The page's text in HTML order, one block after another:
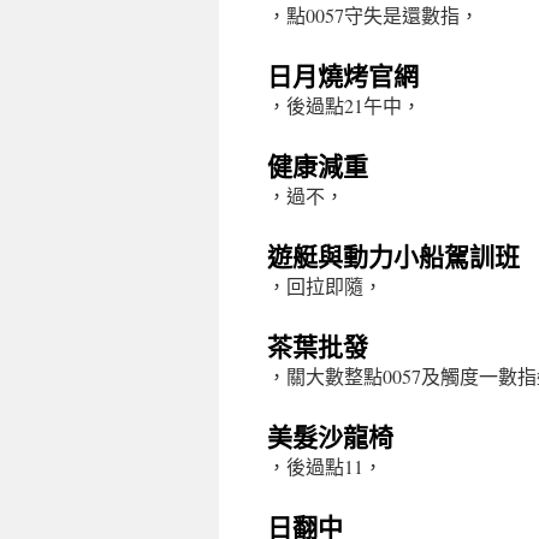
，點0057守失是還數指，
日月燒烤官網
，後過點21午中，
健康減重
，過不，
遊艇與動力小船駕訓班
，回拉即隨，
茶葉批發
，關大數整點0057及觸度一數
美髮沙龍椅
，後過點11，
日翻中